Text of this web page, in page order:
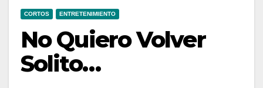
CORTOS ENTRETENIMIENTO
No Quiero Volver
Solito…